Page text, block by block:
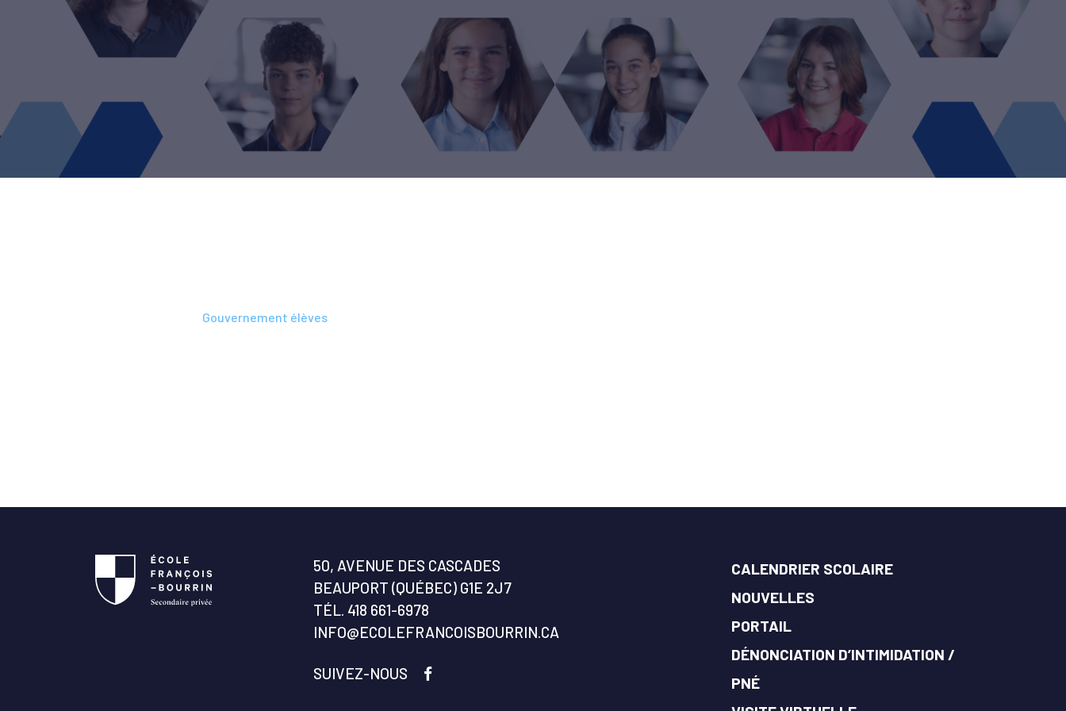
Gouvernement élèves
50, AVENUE DES CASCADES
BEAUPORT (QUÉBEC) G1E 2J7
TÉL. 418 661-6978
INFO@ECOLEFRANCOISBOURRIN.CA
SUIVEZ-NOUS
CALENDRIER SCOLAIRE
NOUVELLES
PORTAIL
DÉNONCIATION D’INTIMIDATION /
PNÉ